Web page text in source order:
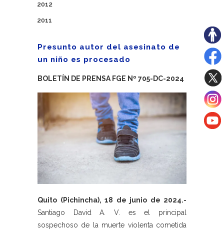
2012
2011
Presunto autor del asesinato de
un niño es procesado
BOLETÍN DE PRENSA FGE Nº 705-DC-2024
Quito (Pichincha), 18 de junio de 2024.-
Santiago David A. V. es el principal
sospechoso de la muerte violenta cometida